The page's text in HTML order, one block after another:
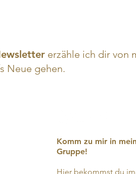
erzähle ich dir von
Neue gehen.
Komm zu mir in
Gruppe!
Hier bekommst du